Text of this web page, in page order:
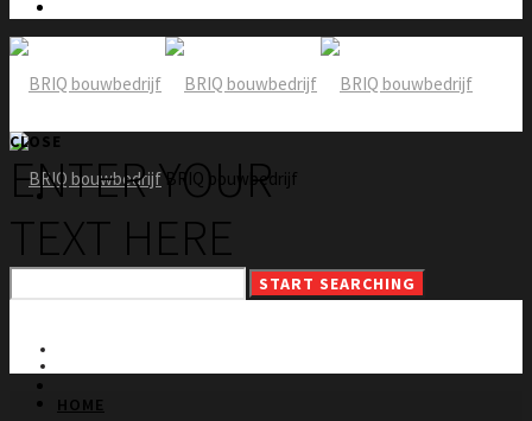
BRIQ bouwbedrijf
HOME
CLOSE
ENTER YOUR
TEXT HERE